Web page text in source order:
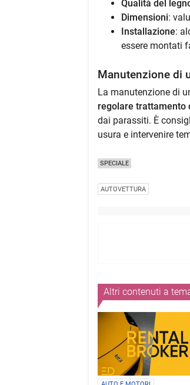
Qualità del
Dimensioni:
Installazione:
essere montati
Manutenzione di
La manutenzione di
regolare trattamento
dai parassiti. È
usura e intervenire
SPECIALE
AUTOVETTURA
Altri contenuti a